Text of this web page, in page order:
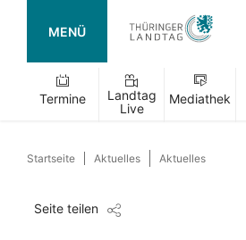
MENÜ
Termine
Landtag
Live
Mediathek
Startseite Aktuelles Aktuelles
Seite teilen